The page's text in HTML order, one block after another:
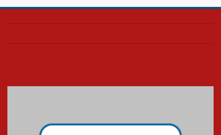
Confira como foi o culto mensal